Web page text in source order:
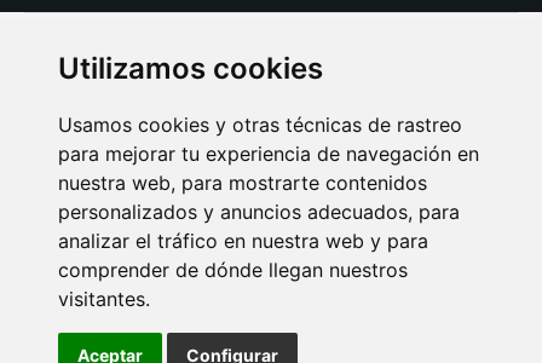
Utilizamos cookies
Usamos cookies y otras técnicas de rastreo
para mejorar tu experiencia de navegación en
nuestra web, para mostrarte contenidos
personalizados y anuncios adecuados, para
analizar el tráfico en nuestra web y para
comprender de dónde llegan nuestros
visitantes.
Aceptar Configurar
AVISO LEGAL POLITICA DE COOKIES
POLITICA DE PRIVACIDAD
PUBLICIDAD EN LA REVISTA QUÉ LEER
SORTEO-PREESTRENOS
SUSCRIPCIONES
Connecor Revistas